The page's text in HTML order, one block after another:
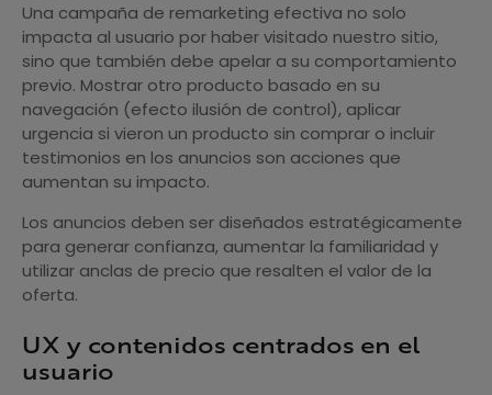
Una campaña de remarketing efectiva no solo
impacta al usuario por haber visitado nuestro sitio,
sino que también debe apelar a su comportamiento
previo. Mostrar otro producto basado en su
navegación (efecto ilusión de control), aplicar
urgencia si vieron un producto sin comprar o incluir
testimonios en los anuncios son acciones que
aumentan su impacto.
Los anuncios deben ser diseñados estratégicamente
para generar confianza, aumentar la familiaridad y
utilizar anclas de precio que resalten el valor de la
oferta.
UX y contenidos centrados en el
usuario